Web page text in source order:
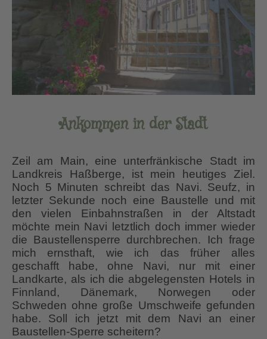
Ankommen in der Stadt
Zeil am Main, eine unterfränkische Stadt im
Landkreis Haßberge, ist mein heutiges Ziel.
Noch 5 Minuten schreibt das Navi. Seufz, in
letzter Sekunde noch eine Baustelle und mit
den vielen Einbahnstraßen in der Altstadt
möchte mein Navi letztlich doch immer wieder
die Baustellensperre durchbrechen. Ich frage
mich ernsthaft, wie ich das früher alles
geschafft habe, ohne Navi, nur mit einer
Landkarte, als ich die abgelegensten Hotels in
Finnland, Dänemark, Norwegen oder
Schweden ohne große Umschweife gefunden
habe. Soll ich jetzt mit dem Navi an einer
Baustellen-Sperre scheitern?